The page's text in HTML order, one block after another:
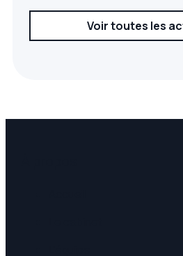
Voir toutes les